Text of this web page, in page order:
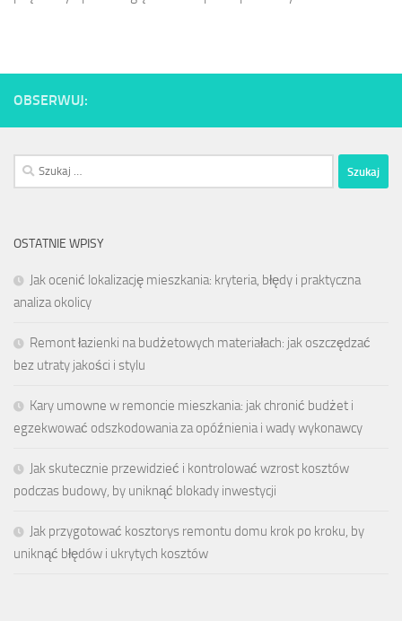
OBSERWUJ:
Szukaj:
OSTATNIE WPISY
Jak ocenić lokalizację mieszkania: kryteria, błędy i praktyczna
analiza okolicy
Remont łazienki na budżetowych materiałach: jak oszczędzać
bez utraty jakości i stylu
Kary umowne w remoncie mieszkania: jak chronić budżet i
egzekwować odszkodowania za opóźnienia i wady wykonawcy
Jak skutecznie przewidzieć i kontrolować wzrost kosztów
podczas budowy, by uniknąć blokady inwestycji
Jak przygotować kosztorys remontu domu krok po kroku, by
uniknąć błędów i ukrytych kosztów